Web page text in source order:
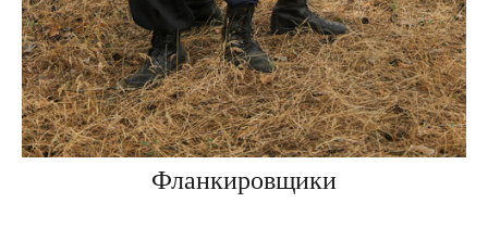
Фланкировщики